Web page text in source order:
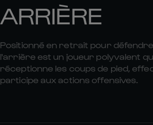
ARRIÈRE
Positionné en retrait pour
l'arrière est un joueur polyvalent
réceptionne les coups de pied,
participe aux actions offensives.